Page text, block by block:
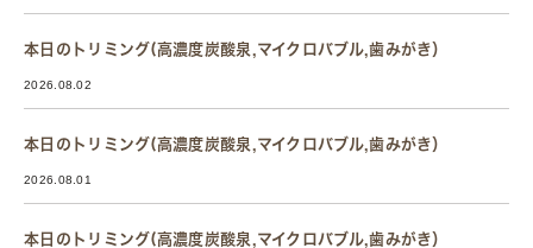
本日のトリミング(高濃度炭酸泉,マイクロバブル,歯みがき）
2026.08.02
本日のトリミング(高濃度炭酸泉,マイクロバブル,歯みがき）
2026.08.01
本日のトリミング(高濃度炭酸泉,マイクロバブル,歯みがき）